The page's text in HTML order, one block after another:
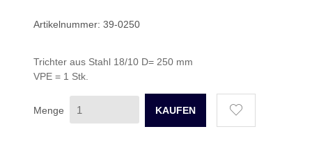
Artikelnummer: 39-0250
Trichter aus Stahl 18/10 D= 250 mm
VPE = 1 Stk.
Menge